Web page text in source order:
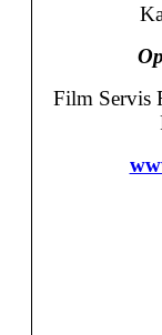
Film Servis